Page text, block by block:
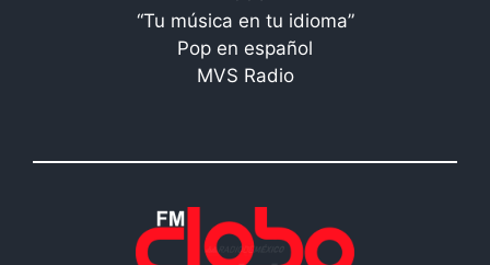
“Tu música en tu idioma”
Pop en español
MVS Radio